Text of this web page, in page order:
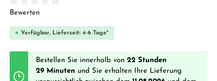
Durchschnittliche Bewertung von 0 von 5 Sternen
Bewerten
Verfügbar, Lieferzeit: 4-6 Tage*
Bestellen Sie innerhalb von 22 Stunden
29 Minuten und Sie erhalten Ihre Lieferung